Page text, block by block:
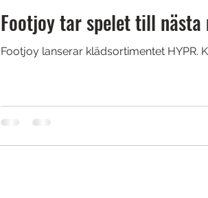
Footjoy tar spelet till nästa
Footjoy lanserar klädsortimentet HYPR.